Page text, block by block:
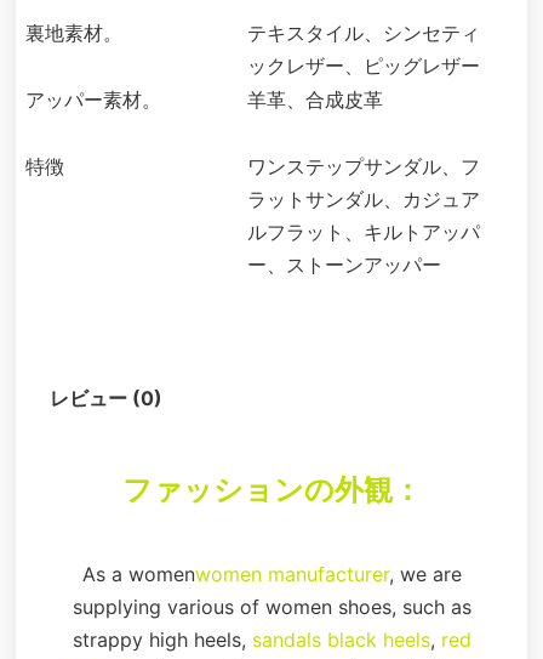
裏地素材。
テキスタイル、シンセティ
ックレザー、ピッグレザー
アッパー素材。
羊革、合成皮革
特徴
ワンステップサンダル、フ
ラットサンダル、カジュア
ルフラット、キルトアッパ
ー、ストーンアッパー
レビュー (0)
ファッションの外観：
As a womenwomen manufacturer, we are
supplying various of women shoes, such as
strappy high heels, sandals black heels, red